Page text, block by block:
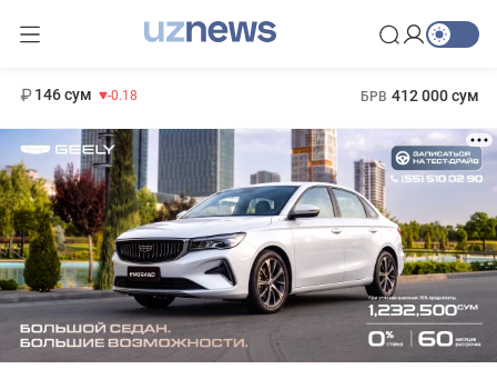
146 сум -0.18 БРВ 412 000 сум